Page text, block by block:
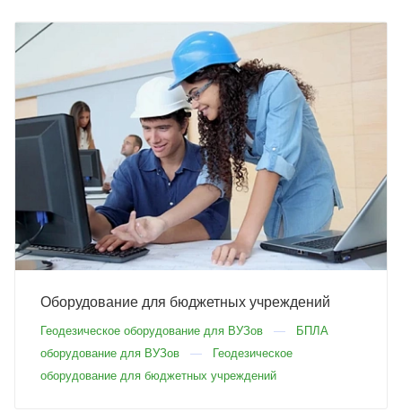
Оборудование для бюджетных учреждений
Геодезическое оборудование для ВУЗов
БПЛА
оборудование для ВУЗов
Геодезическое
оборудование для бюджетных учреждений